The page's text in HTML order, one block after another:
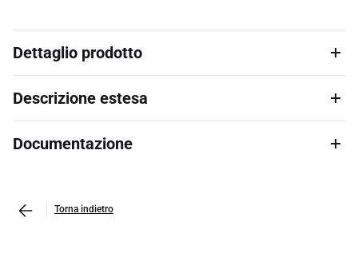
Dettaglio prodotto
Descrizione estesa
Documentazione
Torna indietro